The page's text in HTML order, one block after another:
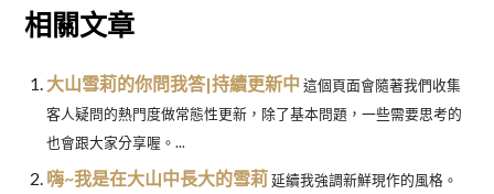
相關文章
大山雪莉的你問我答|持續更新中 這個頁面會隨著我們收集
客人疑問的熱門度做常態性更新，除了基本問題，一些需要思考的
也會跟大家分享喔。...
嗨~我是在大山中長大的雪莉延續我強調新鮮現作的風格。